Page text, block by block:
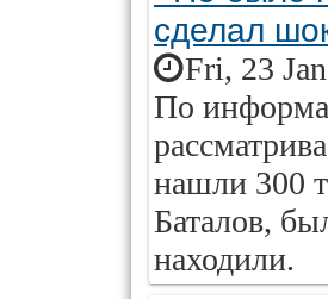
сделал
Fri, 23
По
нашли 300
Баталов,
находили.